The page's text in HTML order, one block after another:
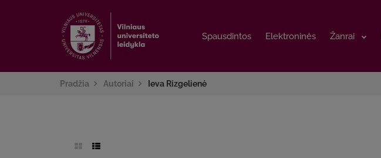
Spausdintos Elektroninės Žanrai
Spausdintos Elektroninės Žanrai
Pradžia Autoriai Ieva Rizgelienė